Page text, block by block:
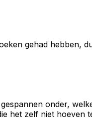
gehad hebben,
onder,
het zelf niet